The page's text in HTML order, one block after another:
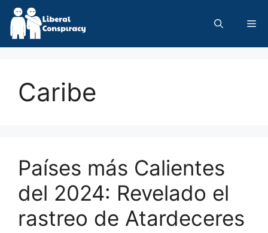
Skip
content
Caribe
Países más Calientes
del 2024: Revelado el
rastreo de Atardeceres